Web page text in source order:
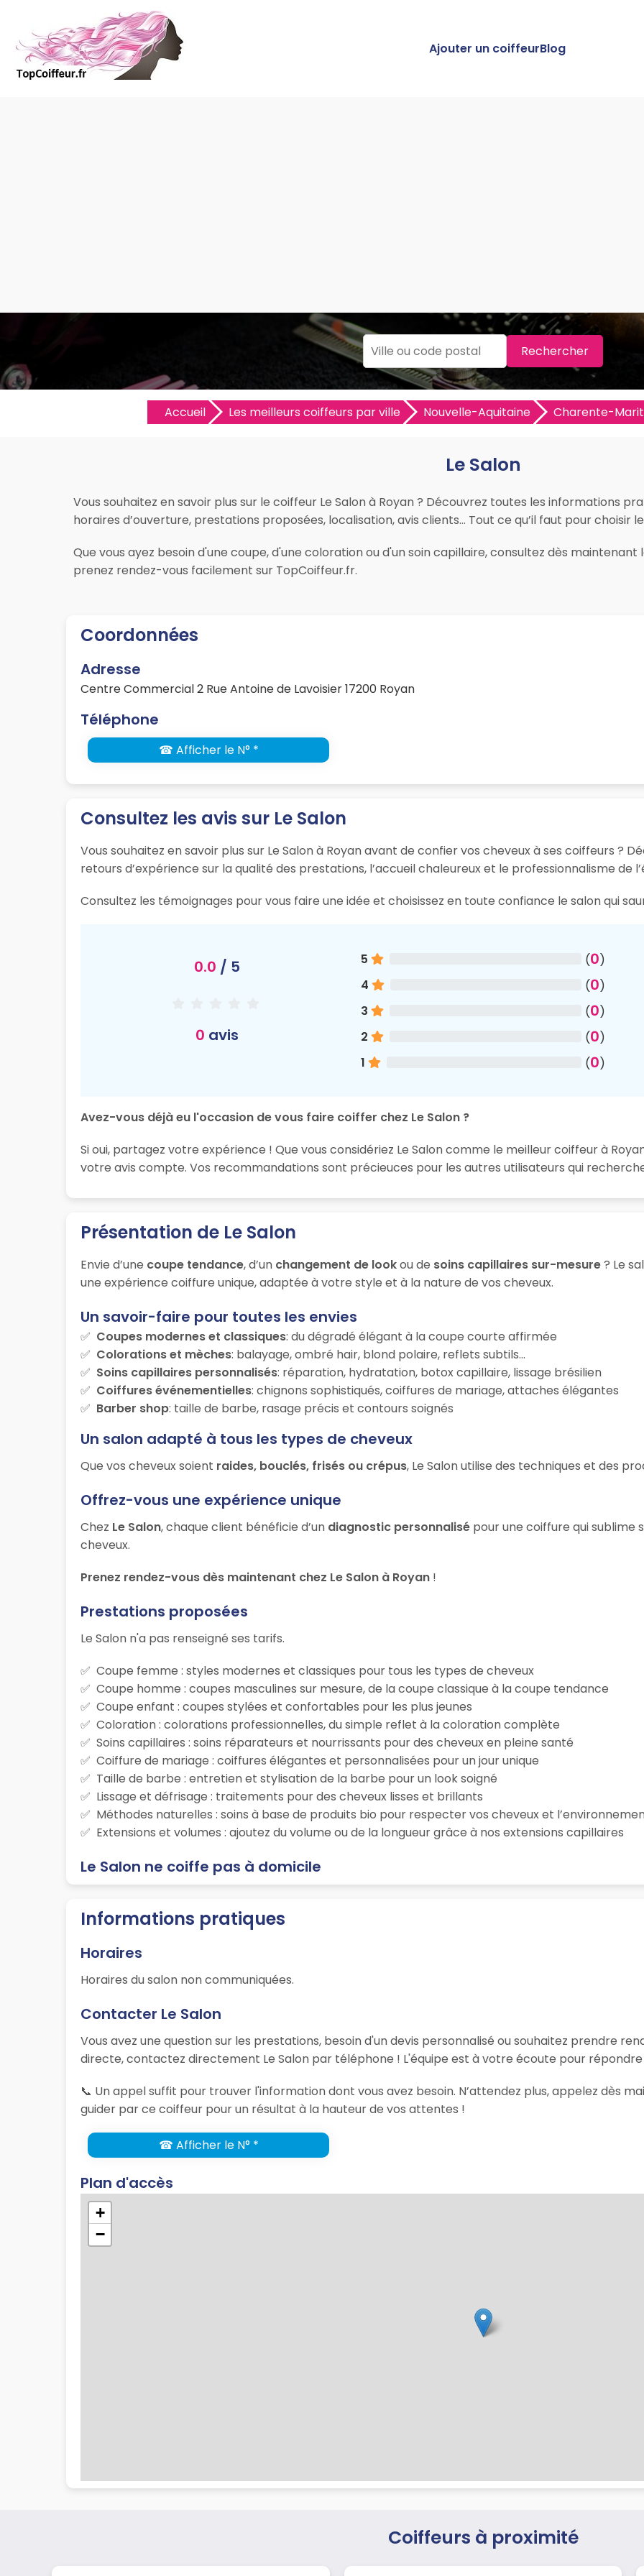
Ajouter un coiffeurBlog
Rechercher
Accueil Les meilleurs coiffeurs par ville Nouvelle-Aquitaine Charente-
Le Salon
Vous souhaitez en savoir plus sur le coiffeur Le Salon à Royan ? Découvrez toutes les informations
horaires d’ouverture, prestations proposées, localisation, avis clients… Tout ce qu’il faut pour choisir
Que vous ayez besoin d'une coupe, d'une coloration ou d'un soin capillaire, consultez dès maintenant
prenez rendez-vous facilement sur TopCoiffeur.fr.
Coordonnées
Adresse
Centre Commercial 2 Rue Antoine de Lavoisier 17200 Royan
Téléphone
☎ Afficher le N° *
Consultez les avis sur Le Salon
Vous souhaitez en savoir plus sur Le Salon à Royan avant de confier vos cheveux à ses coiffeurs ?
retours d’expérience sur la qualité des prestations, l’accueil chaleureux et le professionnalisme de
Consultez les témoignages pour vous faire une idée et choisissez en toute confiance le salon qui
0.0 / 5
0 avis
5 (0)
4
(0)
3
(0)
2
(0)
1
(0)
Avez-vous déjà eu l'occasion de vous faire coiffer chez Le Salon ?
Si oui, partagez votre expérience ! Que vous considériez Le Salon comme le meilleur coiffeur à
votre avis compte. Vos recommandations sont précieuces pour les autres utilisateurs qui
Présentation de Le Salon
Envie d’une coupe tendance, d’un changement de lookou de soins capillaires sur-mesure? Le
une expérience coiffure unique, adaptée à votre style et à la nature de vos cheveux.
Un savoir-faire pour toutes les envies
Coupes modernes et classiques: du dégradé élégant à la coupe courte affirmée
Colorations et mèches: balayage, ombré hair, blond polaire, reflets subtils…
Soins capillaires personnalisés: réparation, hydratation, botox capillaire, lissage brésilien
Coiffures événementielles: chignons sophistiqués, coiffures de mariage, attaches élégantes
Barber shop: taille de barbe, rasage précis et contours soignés
Un salon adapté à tous les types de cheveux
Que vos cheveux soient raides, bouclés, frisés ou crépus, Le Salon utilise des techniques et des
Offrez-vous une expérience unique
Chez Le Salon, chaque client bénéficie d’un diagnostic personnalisé pour une coiffure qui sublime
cheveux.
Prenez rendez-vous dès maintenant chez Le Salon à Royan !
Prestations proposées
Le Salon n'a pas renseigné ses tarifs.
Coupe femme : styles modernes et classiques pour tous les types de cheveux
Coupe homme : coupes masculines sur mesure, de la coupe classique à la coupe tendance
Coupe enfant : coupes stylées et confortables pour les plus jeunes
Coloration : colorations professionnelles, du simple reflet à la coloration complète
Soins capillaires : soins réparateurs et nourrissants pour des cheveux en pleine santé
Coiffure de mariage : coiffures élégantes et personnalisées pour un jour unique
Taille de barbe : entretien et stylisation de la barbe pour un look soigné
Lissage et défrisage : traitements pour des cheveux lisses et brillants
Méthodes naturelles : soins à base de produits bio pour respecter vos cheveux et
Extensions et volumes : ajoutez du volume ou de la longueur grâce à nos extensions capillaires
Le Salon ne coiffe pas à domicile
Informations pratiques
Horaires
Horaires du salon non communiquées.
Contacter Le Salon
Vous avez une question sur les prestations, besoin d'un devis personnalisé ou souhaitez prendre
directe, contactez directement Le Salon par téléphone ! L'équipe est à votre écoute pour
📞 Un appel suffit pour trouver l'information dont vous avez besoin. N’attendez plus, appelez dès
guider par ce coiffeur pour un résultat à la hauteur de vos attentes !
☎ Afficher le N° *
Plan d'accès
+
−
Coiffeurs à proximité